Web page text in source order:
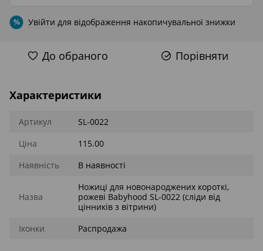
% Увійти для відображення накопичувальної знижки
До обраного Порівняти
Характеристики
Артикул
SL-0022
Ціна
115.00
Наявність
В наявності
Назва
Ножиці для новонароджених короткі,
рожеві Babyhood SL-0022 (сліди від
цінників з вітрини)
Іконки
Распродажа